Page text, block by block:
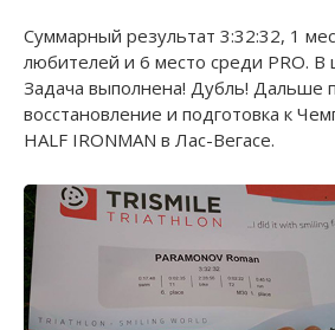
Суммарный результат 3:32:32, 1
любителей и 6 место среди PRO. В
Задача выполнена! Дубль! Дальше
восстановление и подготовка к
HALF IRONMAN в Лас-Вегасе.